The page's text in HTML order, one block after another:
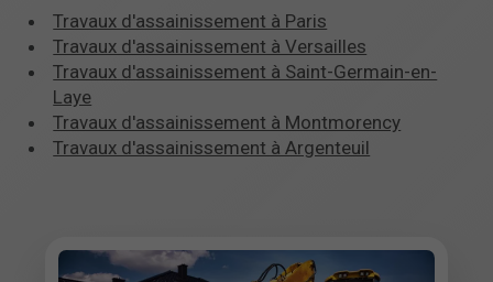
Travaux d'assainissement à Paris
Travaux d'assainissement à Versailles
Travaux d'assainissement à Saint-Germain-en-
Laye
Travaux d'assainissement à Montmorency
Travaux d'assainissement à Argenteuil